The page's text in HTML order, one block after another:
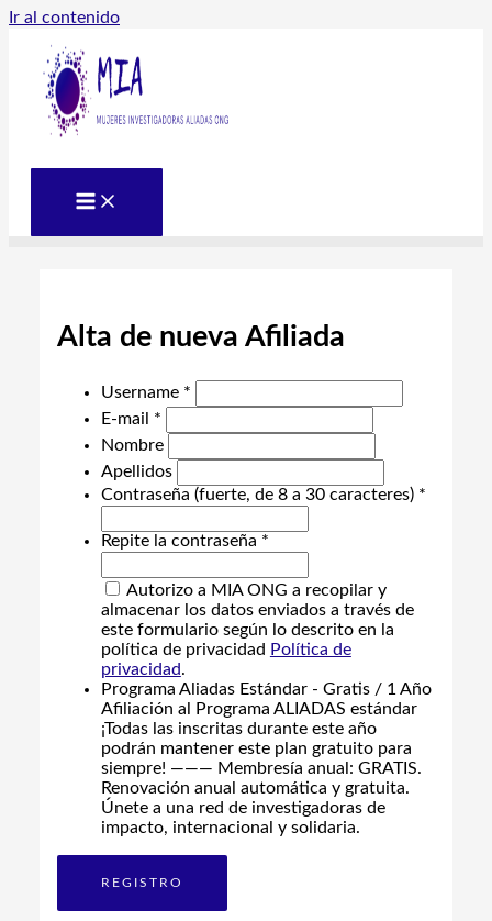
Ir al contenido
Alta de nueva Afiliada
Username *
E-mail *
Nombre
Apellidos
Contraseña (fuerte, de 8 a 30 caracteres) *
Repite la contraseña *
Autorizo a MIA ONG a recopilar y
almacenar los datos enviados a través de
este formulario según lo descrito en la
política de privacidad Política de
privacidad .
Programa Aliadas Estándar- Gratis/ 1 Año
Afiliación al Programa ALIADAS estándar
¡Todas las inscritas durante este año
podrán mantener este plan gratuito para
siempre! ——— Membresía anual: GRATIS.
Renovación anual automática y gratuita.
Únete a una red de investigadoras de
impacto, internacional y solidaria.